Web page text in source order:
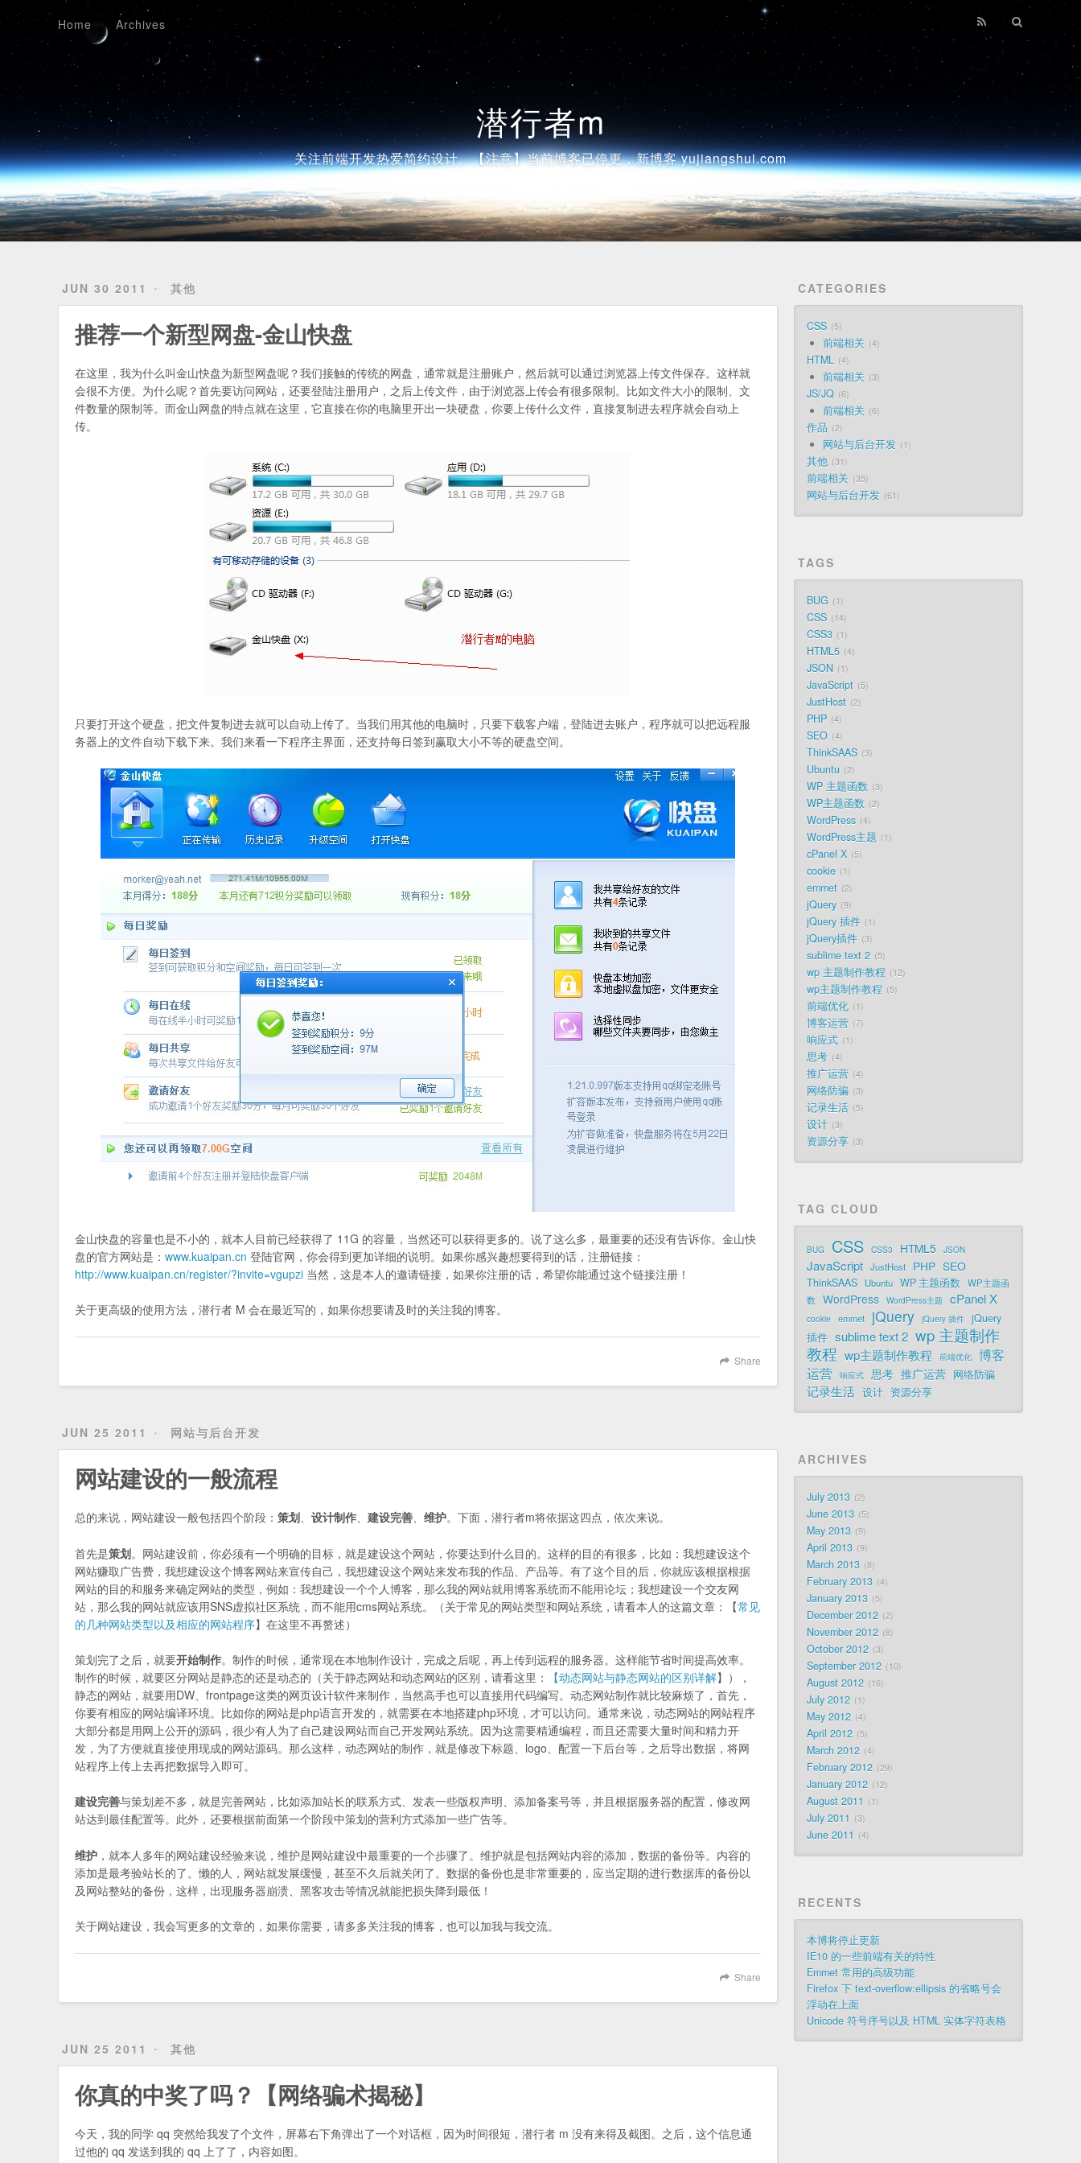
潜行者m
关注前端开发热爱简约设计。【注意】当前博客已停更，新博客 yujiangshui.com
Home Archives
JUN 30 2011 其他
推荐一个新型网盘-金山快盘
在这里，我为什么叫金山快盘为新型网盘呢？我们接触的传统的网盘，通常就是注册账户，然后就可以通过浏览器上传文件保存。这样就
会很不方便。为什么呢？首先要访问网站，还要登陆注册用户，之后上传文件，由于浏览器上传会有很多限制。比如文件大小的限制、文
件数量的限制等。而金山网盘的特点就在这里，它直接在你的电脑里开出一块硬盘，你要上传什么文件，直接复制进去程序就会自动上
传。
只要打开这个硬盘，把文件复制进去就可以自动上传了。当我们用其他的电脑时，只要下载客户端，登陆进去账户，程序就可以把远程服
务器上的文件自动下载下来。我们来看一下程序主界面，还支持每日签到赢取大小不等的硬盘空间。
金山快盘的容量也是不小的，就本人目前已经获得了 11G 的容量，当然还可以获得更多的。说了这么多，最重要的还没有告诉你。金山快
盘的官方网站是：www.kuaipan.cn 登陆官网，你会得到更加详细的说明。如果你感兴趣想要得到的话，注册链接：
http://www.kuaipan.cn/register/?invite=vgupzi 当然，这是本人的邀请链接，如果你注册的话，希望你能通过这个链接注册！
关于更高级的使用方法，潜行者 M 会在最近写的，如果你想要请及时的关注我的博客。
Share
JUN 25 2011 网站与后台开发
网站建设的一般流程
总的来说，网站建设一般包括四个阶段：策划、设计制作、建设完善、维护。下面，潜行者m将依据这四点，依次来说。
首先是策划。网站建设前，你必须有一个明确的目标，就是建设这个网站，你要达到什么目的。这样的目的有很多，比如：我想建设这个
网站赚取广告费，我想建设这个博客网站来宣传自己，我想建设这个网站来发布我的作品、产品等。有了这个目的后，你就应该根据根据
网站的目的和服务来确定网站的类型，例如：我想建设一个个人博客，那么我的网站就用博客系统而不能用论坛；我想建设一个交友网
站，那么我的网站就应该用SNS虚拟社区系统，而不能用cms网站系统。（关于常见的网站类型和网站系统，请看本人的这篇文章：【常见
的几种网站类型以及相应的网站程序】在这里不再赘述）
策划完了之后，就要开始制作。制作的时候，通常现在本地制作设计，完成之后呢，再上传到远程的服务器。这样能节省时间提高效率。
制作的时候，就要区分网站是静态的还是动态的（关于静态网站和动态网站的区别，请看这里：
【动态网站与静态网站的区别详解】），
静态的网站，就要用DW、frontpage这类的网页设计软件来制作，当然高手也可以直接用代码编写。动态网站制作就比较麻烦了，首先，
你要有相应的网站编译环境。比如你的网站是php语言开发的，就需要在本地搭建php环境，才可以访问。通常来说，动态网站的网站程序
大部分都是用网上公开的源码，很少有人为了自己建设网站而自己开发网站系统。因为这需要精通编程，而且还需要大量时间和精力开
发，为了方便就直接使用现成的网站源码。那么这样，动态网站的制作，就是修改下标题、logo、配置一下后台等，之后导出数据，将网
站程序上传上去再把数据导入即可。
建设完善与策划差不多，就是完善网站，比如添加站长的联系方式、发表一些版权声明、添加备案号等，并且根据服务器的配置，修改网
站达到最佳配置等。此外，还要根据前面第一个阶段中策划的营利方式添加一些广告等。
维护 ，就本人多年的网站建设经验来说，维护是网站建设中最重要的一个步骤了。维护就是包括网站内容的添加，数据的备份等。内容的
添加是最考验站长的了。懒的人，网站就发展缓慢，甚至不久后就关闭了。数据的备份也是非常重要的，应当定期的进行数据库的备份以
及网站整站的备份，这样，出现服务器崩溃、黑客攻击等情况就能把损失降到最低！
关于网站建设，我会写更多的文章的，如果你需要，请多多关注我的博客，也可以加我与我交流。
Share
JUN 25 2011 其他
你真的中奖了吗？【网络骗术揭秘】
今天，我的同学 qq 突然给我发了个文件，屏幕右下角弹出了一个对话框，因为时间很短，潜行者 m 没有来得及截图。之后，这个信息通
过他的 qq 发送到我的 qq 上了了，内容如图。
CATEGORIES
CSS 5
前端相关 4
HTML 4
前端相关 3
JS/JQ 6
前端相关 6
作品 2
网站与后台开发 1
其他 31
前端相关 35
网站与后台开发 61
TAGS
BUG 1
CSS 14
CSS3 1
HTML5 4
JSON 1
JavaScript 5
JustHost 2
PHP 4
SEO 4
ThinkSAAS 3
Ubuntu 2
WP 主题函数 3
WP主题函数 2
WordPress 4
WordPress主题 1
cPanel X 5
cookie 1
emmet 2
jQuery 9
jQuery 插件 1
jQuery插件 3
sublime text 2 5
wp 主题制作教程 12
wp主题制作教程 5
前端优化 1
博客运营 7
响应式 1
思考 4
推广运营 4
网络防骗 3
记录生活 5
设计 3
资源分享 3
TAG CLOUD
BUG CSS CSS3 HTML5 JSON
JavaScript JustHost PHP SEO
ThinkSAAS Ubuntu WP 主题函数 WP主题函
数 WordPress WordPress主题 cPanel X
cookie emmet jQuery jQuery 插件
jQuery
插件 sublime text 2 wp 主题制作
教程 wp主题制作教程 前端优化
博客
运营
响应式 思考 推广运营 网络防骗
记录生活 设计 资源分享
ARCHIVES
July 2013 2
June 2013 5
May 2013 9
April 2013 9
March 2013 8
February 2013 4
January 2013 5
December 2012 2
November 2012 8
October 2012 3
September 2012 10
August 2012 16
July 2012 1
May 2012 4
April 2012 5
March 2012 4
February 2012 29
January 2012 12
August 2011 1
July 2011 3
June 2011 4
RECENTS
本博将停止更新
IE10 的一些前端有关的特性
Emmet 常用的高级功能
Firefox 下 text-overflow:ellipsis 的省略号会
浮动在上面
Unicode 符号序号以及 HTML 实体字符表格
Archives